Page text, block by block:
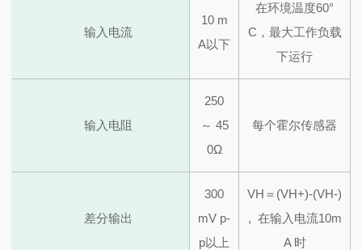
输入电流
10 m
A以下
在环境温度60°
C，最大工作负载
下运行
输入电阻
250
～ 45
0Ω
每个霍尔传感器
差分输出
300
mV p-
p以上
VH＝(VH+)-(VH-)
, 在输入电流10m
A 时